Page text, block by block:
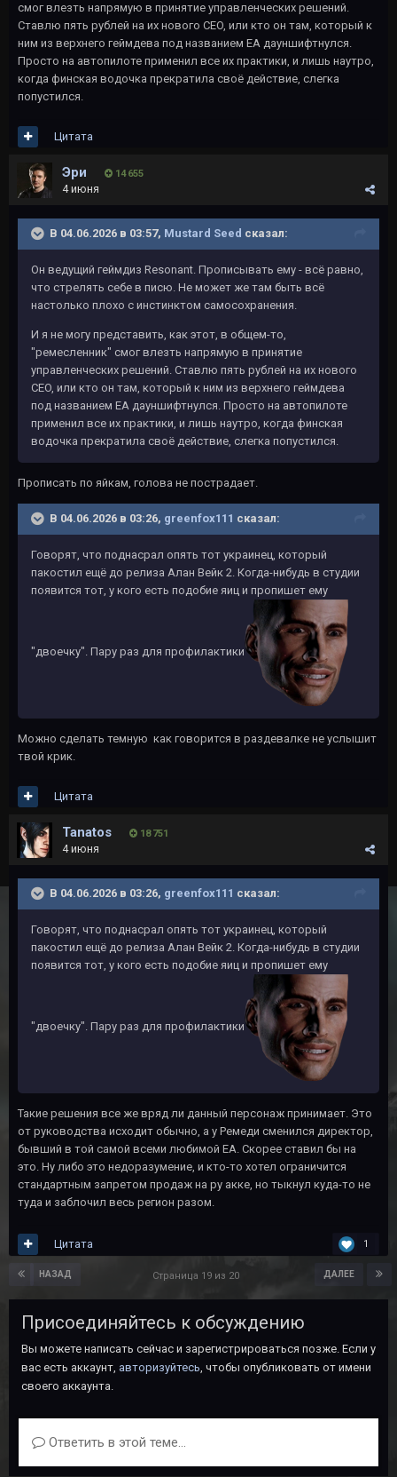
смог влезть напрямую в принятие управленческих решений.
Ставлю пять рублей на их нового CEO, или кто он там, который к
ним из верхнего геймдева под названием ЕА дауншифтнулся.
Просто на автопилоте применил все их практики, и лишь наутро,
когда финская водочка прекратила своё действие, слегка
попустился.
Цитата
Эри 14 655
4 июня
В 04.06.2026 в 03:57, Mustard Seed сказал:
Он ведущий геймдиз Resonant. Прописывать ему - всё равно,
что стрелять себе в писю. Не может же там быть всё
настолько плохо с инстинктом самосохранения.
И я не могу представить, как этот, в общем-то,
"ремесленник" смог влезть напрямую в принятие
управленческих решений. Ставлю пять рублей на их нового
CEO, или кто он там, который к ним из верхнего геймдева
под названием ЕА дауншифтнулся. Просто на автопилоте
применил все их практики, и лишь наутро, когда финская
водочка прекратила своё действие, слегка попустился.
Прописать по яйкам, голова не пострадает.
В 04.06.2026 в 03:26, greenfox111 сказал:
Говорят, что поднасрал опять тот украинец, который
пакостил ещё до релиза Алан Вейк 2. Когда-нибудь в студии
появится тот, у кого есть подобие яиц и пропишет ему
"двоечку". Пару раз для профилактики
Можно сделать темную как говорится в раздевалке не услышит
твой крик.
Цитата
Tanatos 18 751
4 июня
В 04.06.2026 в 03:26, greenfox111 сказал:
Говорят, что поднасрал опять тот украинец, который
пакостил ещё до релиза Алан Вейк 2. Когда-нибудь в студии
появится тот, у кого есть подобие яиц и пропишет ему
"двоечку". Пару раз для профилактики
Такие решения все же вряд ли данный персонаж принимает. Это
от руководства исходит обычно, а у Ремеди сменился директор,
бывший в той самой всеми любимой EA. Скорее ставил бы на
это. Ну либо это недоразумение, и кто-то хотел ограничится
стандартным запретом продаж на ру акке, но тыкнул куда-то не
туда и заблочил весь регион разом.
1
Цитата
НАЗАД ДАЛЕЕ
Страница 19 из 20
Присоединяйтесь к обсуждению
Вы можете написать сейчас и зарегистрироваться позже. Если у
вас есть аккаунт, авторизуйтесь, чтобы опубликовать от имени
своего аккаунта.
Ответить в этой теме...